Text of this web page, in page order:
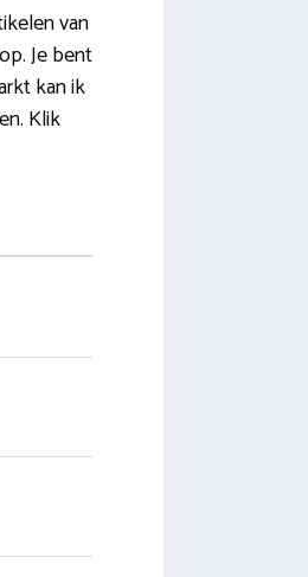
van
Je bent
kan ik
Klik